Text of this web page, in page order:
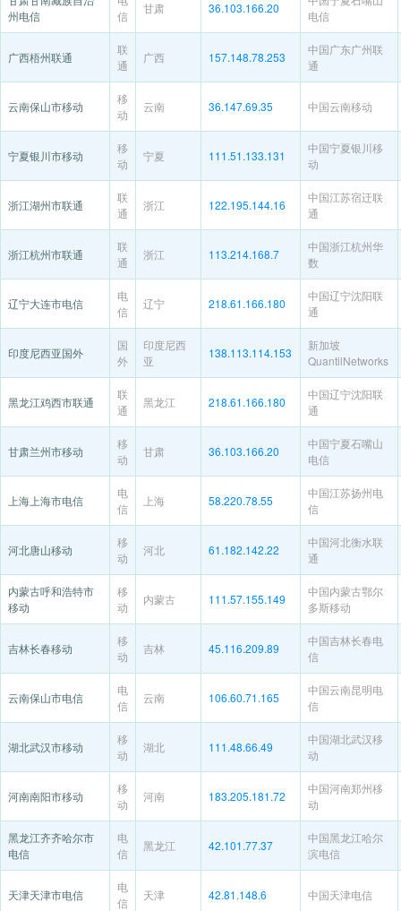
州电信
信
甘肃 36.103.166.20
电信
广西梧州联通
联
通
广西 157.148.78.253
中国广东广州联
通
云南保山市移动
移
动
云南 36.147.69.35 中国云南移动
宁夏银川市移动
移
动
宁夏 111.51.133.131
中国宁夏银川移
动
浙江湖州市联通
联
通
浙江 122.195.144.16
中国江苏宿迁联
通
浙江杭州市联通
联
通
浙江 113.214.168.7
中国浙江杭州华
数
辽宁大连市电信
电
信
辽宁 218.61.166.180
中国辽宁沈阳联
通
印度尼西亚国外
国
外
印度尼西
亚
138.113.114.153
新加坡
QuantilNetworks
黑龙江鸡西市联通
联
通
黑龙江 218.61.166.180
中国辽宁沈阳联
通
甘肃兰州市移动
移
动
甘肃 36.103.166.20
中国宁夏石嘴山
电信
上海上海市电信
电
信
上海 58.220.78.55
中国江苏扬州电
信
河北唐山移动
移
动
河北 61.182.142.22
中国河北衡水联
通
内蒙古呼和浩特市
移动
移
动
内蒙古 111.57.155.149
中国内蒙古鄂尔
多斯移动
吉林长春移动
移
动
吉林 45.116.209.89
中国吉林长春电
信
云南保山市电信
电
信
云南 106.60.71.165
中国云南昆明电
信
湖北武汉市移动
移
动
湖北 111.48.66.49
中国湖北武汉移
动
河南南阳市移动
移
动
河南 183.205.181.72
中国河南郑州移
动
黑龙江齐齐哈尔市
电信
电
信
黑龙江 42.101.77.37
中国黑龙江哈尔
滨电信
天津天津市电信
电
信
天津 42.81.148.6 中国天津电信